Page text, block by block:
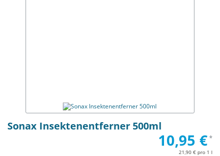
Sonax Insektenentferner 500ml
10,95 €*
21,90 € pro 1 l